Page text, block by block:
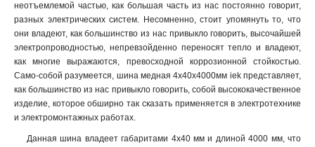
3x80x1мм
3x50x1мм 1
3x40x1мм 1
3x32x1мм 1
3x24x1мм
неотъемлемой частью, как большая часть из нас постоянно говорит,
разных электрических систем. Несомненно, стоит упомянуть то, что
они владеют, как большинство из нас привыкло говорить, высочайшей
электропроводностью, непревзойденно переносят тепло и владеют,
как многие выражаются, превосходной коррозионной стойкостью.
Само-собой разумеется, шина медная 4х40х4000мм iek представляет,
как большинство из нас привыкло говорить, собой высококачественное
изделие, которое обширно так сказать применяется в электротехнике
и электромонтажных работах.
Данная шина владеет габаритами 4х40 мм и длиной 4000 мм, что